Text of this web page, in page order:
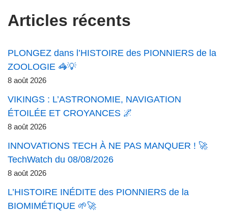
Articles récents
PLONGEZ dans l’HISTOIRE des PIONNIERS de la
ZOOLOGIE 🦓💡
8 août 2026
VIKINGS : L’ASTRONOMIE, NAVIGATION
ÉTOILÉE ET CROYANCES 🌌
8 août 2026
INNOVATIONS TECH À NE PAS MANQUER ! 🚀
TechWatch du 08/08/2026
8 août 2026
L’HISTOIRE INÉDITE des PIONNIERS de la
BIOMIMÉTIQUE 🌱🚀